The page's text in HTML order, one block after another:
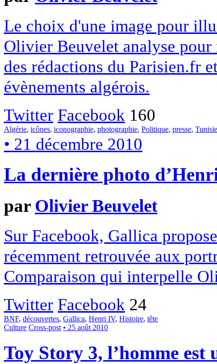
Le choix d'une image pour
Olivier Beuvelet analyse
des rédactions du Parisien.fr
évènements algérois.
Twitter Facebook 160
Algérie, icônes, iconographie, photographie, Politique, presse, Tunisie
• 21 décembre 2010
La dernière photo
par Olivier Beuvelet
Sur Facebook, Gallica
récemment retrouvée aux
Comparaison qui interpelle
Twitter Facebook 24
BNF, découvertes, Gallica, Henri IV, Histoire, tête
Culture Cross-post • 25 août 2010
Toy Story 3, l’homme